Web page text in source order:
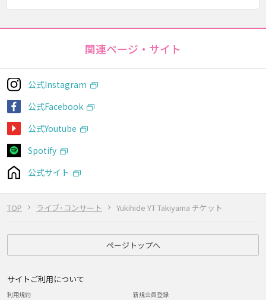
TOP ライブ･コンサート Yukihide YT Takiyama チケット
関連ページ・サイト
公式Instagram
公式Facebook
公式Youtube
Spotify
公式サイト
ページトップへ
サイトご利用について
利用規約
新規会員登録